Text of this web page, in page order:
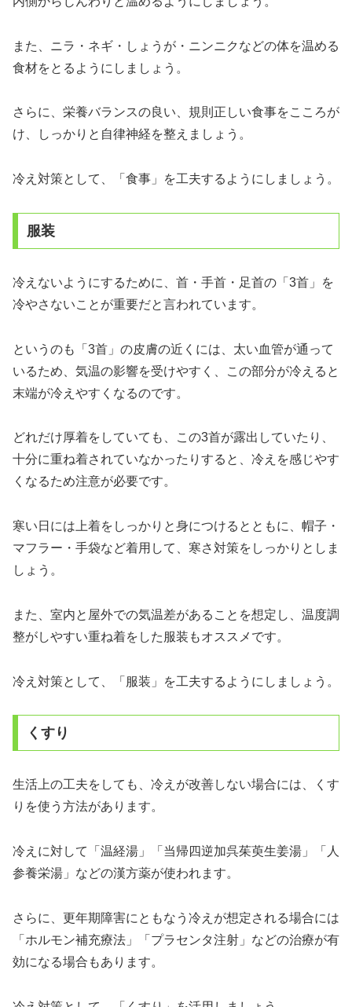
また、ニラ・ネギ・しょうが・ニンニクなどの体を温める
食材をとるようにしましょう。
さらに、栄養バランスの良い、規則正しい食事をこころが
け、しっかりと自律神経を整えましょう。
冷え対策として、「食事」を工夫するようにしましょう。
服装
冷えないようにするために、首・手首・足首の「3首」を
冷やさないことが重要だと言われています。
というのも「3首」の皮膚の近くには、太い血管が通って
いるため、気温の影響を受けやすく、この部分が冷えると
末端が冷えやすくなるのです。
どれだけ厚着をしていても、この3首が露出していたり、
十分に重ね着されていなかったりすると、冷えを感じやす
くなるため注意が必要です。
寒い日には上着をしっかりと身につけるとともに、帽子・
マフラー・手袋など着用して、寒さ対策をしっかりとしま
しょう。
また、室内と屋外での気温差があることを想定し、温度調
整がしやすい重ね着をした服装もオススメです。
冷え対策として、「服装」を工夫するようにしましょう。
くすり
生活上の工夫をしても、冷えが改善しない場合には、くす
りを使う方法があります。
冷えに対して「温経湯」「当帰四逆加呉茱萸生姜湯」「人
参養栄湯」などの漢方薬が使われます。
さらに、更年期障害にともなう冷えが想定される場合には
「ホルモン補充療法」「プラセンタ注射」などの治療が有
効になる場合もあります。